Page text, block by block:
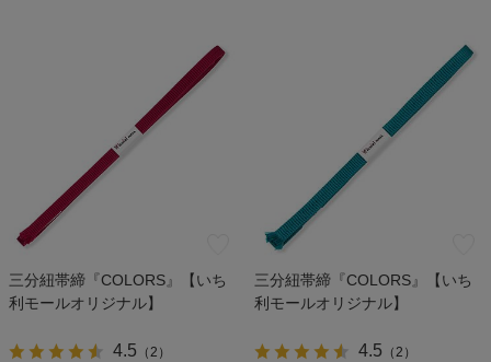
三分紐帯締『COLORS』【いち
利モールオリジナル】
4.5 （2 ）
三分紐帯締『COLORS』【いち
利モールオリジナル】
4.5 （2 ）